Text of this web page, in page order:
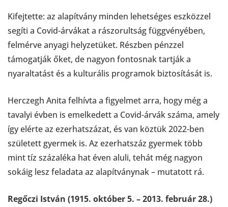
Kifejtette: az alapítvány minden lehetséges eszközzel
segíti a Covid-árvákat a rászorultság függvényében,
felmérve anyagi helyzetüket. Részben pénzzel
támogatják őket, de nagyon fontosnak tartják a
nyaraltatást és a kulturális programok biztosítását is.
Herczegh Anita felhívta a figyelmet arra, hogy még a
tavalyi évben is emelkedett a Covid-árvák száma, amely
így elérte az ezerhatszázat, és van köztük 2022-ben
született gyermek is. Az ezerhatszáz gyermek több
mint tíz százaléka hat éven aluli, tehát még nagyon
sokáig lesz feladata az alapítványnak – mutatott rá.
Regőczi István (1915. október 5. – 2013. február 28.)